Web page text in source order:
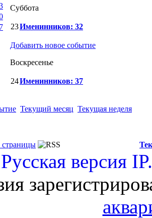
Суббота
23Именинников: 32
Добавить новое событие
Воскресенье
24Именинников: 37
Текущий месяц Текущая неделя
Русская версия